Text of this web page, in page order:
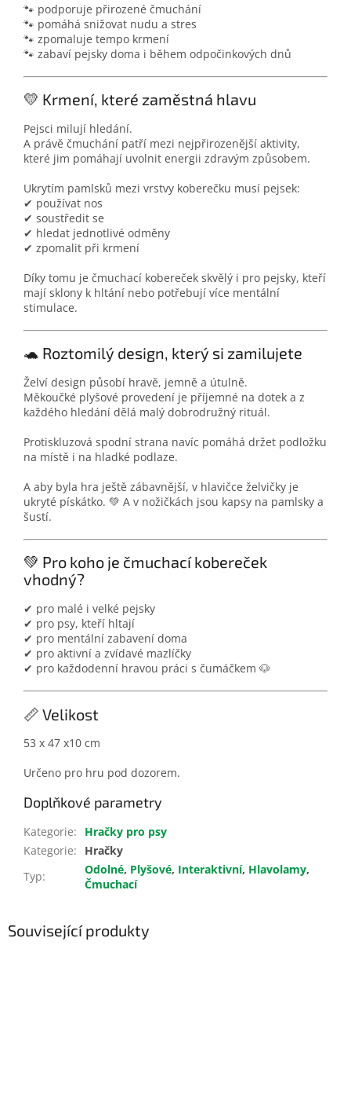
🐾 podporuje přirozené čmuchání
🐾 pomáhá snižovat nudu a stres
🐾 zpomaluje tempo krmení
🐾 zabaví pejsky doma i během odpočinkových dnů
💛 Krmení, které zaměstná hlavu
Pejsci milují hledání.
A právě čmuchání patří mezi nejpřirozenější aktivity,
které jim pomáhají uvolnit energii zdravým způsobem.
Ukrytím pamlsků mezi vrstvy koberečku musí pejsek:
✔ používat nos
✔ soustředit se
✔ hledat jednotlivé odměny
✔ zpomalit při krmení
Díky tomu je čmuchací kobereček skvělý i pro pejsky, kteří
mají sklony k hltání nebo potřebují více mentální
stimulace.
🐢 Roztomilý design, který si zamilujete
Želví design působí hravě, jemně a útulně.
Měkoučké plyšové provedení je příjemné na dotek a z
každého hledání dělá malý dobrodružný rituál.
Protiskluzová spodní strana navíc pomáhá držet podložku
na místě i na hladké podlaze.
A aby byla hra ještě zábavnější, v hlavičce želvičky je
ukryté pískátko. 💚 A v nožičkách jsou kapsy na pamlsky a
šustí.
💚 Pro koho je čmuchací kobereček
vhodný?
✔ pro malé i velké pejsky
✔ pro psy, kteří hltají
✔ pro mentální zabavení doma
✔ pro aktivní a zvídavé mazlíčky
✔ pro každodenní hravou práci s čumáčkem 🐶
📏 Velikost
53 x 47 x10 cm
Určeno pro hru pod dozorem.
Doplňkové parametry
Kategorie:
Hračky pro psy
Kategorie:
Hračky
Typ: Odolné, Plyšové, Interaktivní, Hlavolamy,
Čmuchací
Související produkty